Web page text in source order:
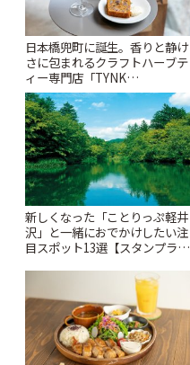
日本橋兜町に誕生。香りと静け
さに包まれるクラフトハーブテ
ィー専門店「TYNK
Kabutocho」 | ことりっぷ
新しくなった「ことりっぷ軽井
沢」と一緒におでかけしたい注
目スポット13選【スタンプラリ